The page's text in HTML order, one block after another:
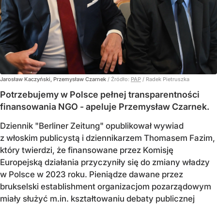
Jarosław Kaczyński, Przemysław Czarnek / Źródło: PAP / Radek Pietruszka
Potrzebujemy w Polsce pełnej transparentności
finansowania NGO - apeluje Przemysław Czarnek.
Dziennik "Berliner Zeitung" opublikował wywiad
z włoskim publicystą i dziennikarzem Thomasem Fazim,
który twierdzi, że finansowane przez Komisję
Europejską działania przyczyniły się do zmiany władzy
w Polsce w 2023 roku. Pieniądze dawane przez
brukselski establishment organizacjom pozarządowym
miały służyć m.in. kształtowaniu debaty publicznej